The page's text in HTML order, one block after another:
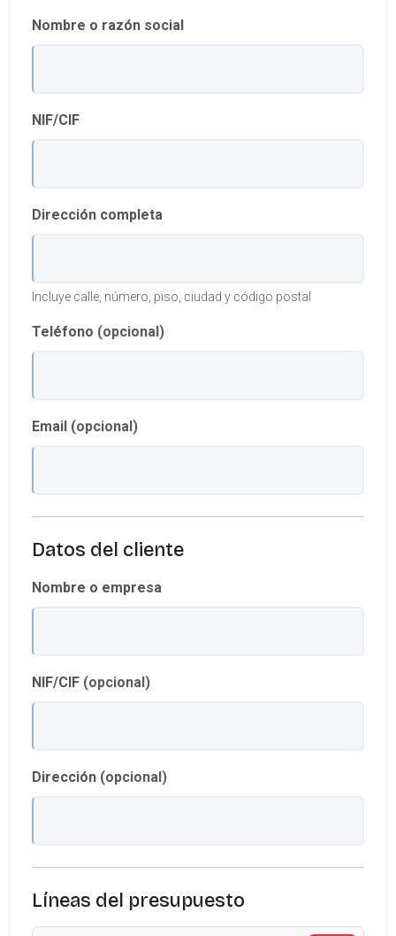
Nombre o razón social
NIF/CIF
Dirección completa
Incluye calle, número, piso, ciudad y código postal
Teléfono (opcional)
Email (opcional)
Datos del cliente
Nombre o empresa
NIF/CIF (opcional)
Dirección (opcional)
Líneas del presupuesto